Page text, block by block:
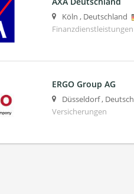
Köln , Deutschland
ERGO Group AG
Düsseldorf,
Versicherungen